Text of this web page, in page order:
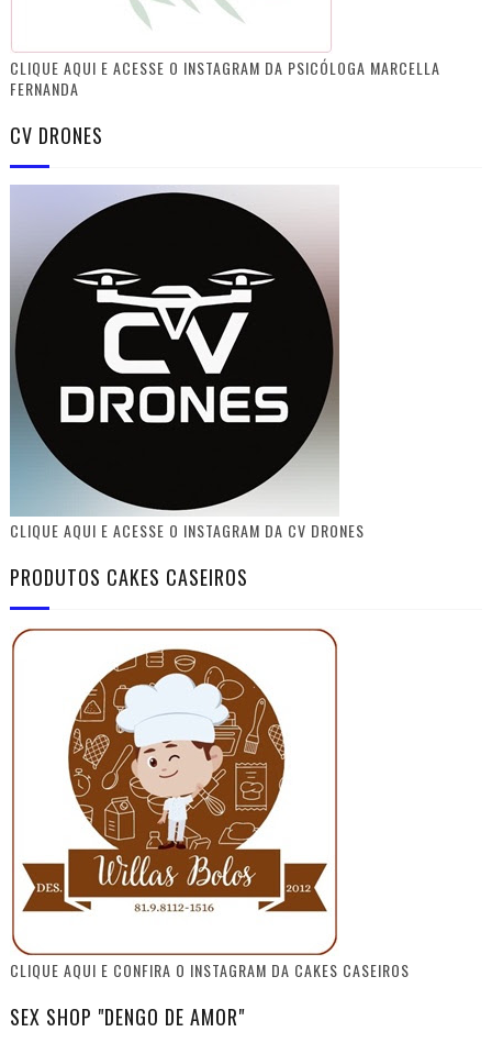
CLIQUE AQUI E ACESSE O INSTAGRAM DA PSICÓLOGA MARCELLA
FERNANDA
CV DRONES
CLIQUE AQUI E ACESSE O INSTAGRAM DA CV DRONES
PRODUTOS CAKES CASEIROS
CLIQUE AQUI E CONFIRA O INSTAGRAM DA CAKES CASEIROS
SEX SHOP "DENGO DE AMOR"